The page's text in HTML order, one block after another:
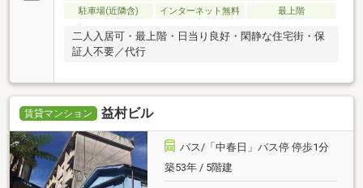
駐車場(近隣含)
インターネット無料 最上階
二人入居可・最上階・日当り良好・閑静な住宅街・保
証人不要／代行
賃貸マンション 益村ビル
バス/「中春日」バス停 停歩1分
築53年 / 5階建